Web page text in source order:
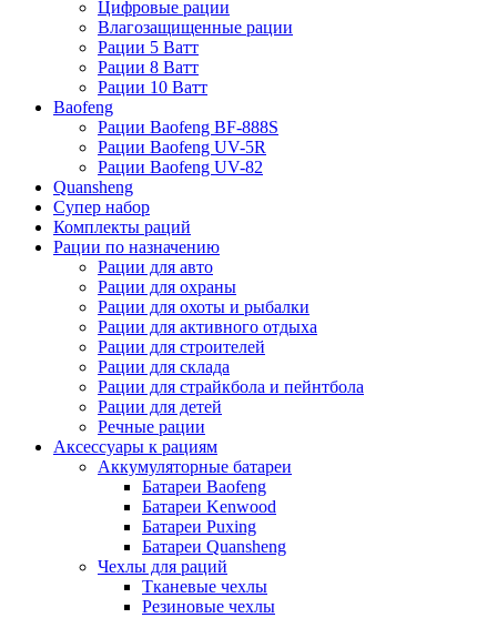
Цифровые рации
Влагозащищенные рации
Рации 5 Ватт
Рации 8 Ватт
Рации 10 Ватт
Baofeng
Рации Baofeng BF-888S
Рации Baofeng UV-5R
Рации Baofeng UV-82
Quansheng
Супер набор
Комплекты раций
Рации по назначению
Рации для авто
Рации для охраны
Рации для охоты и рыбалки
Рации для активного отдыха
Рации для строителей
Рации для склада
Рации для страйкбола и пейнтбола
Рации для детей
Речные рации
Аксессуары к рациям
Аккумуляторные батареи
Батареи Baofeng
Батареи Kenwood
Батареи Puxing
Батареи Quansheng
Чехлы для раций
Тканевые чехлы
Резиновые чехлы